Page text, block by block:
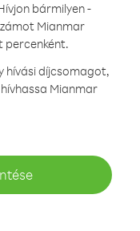
bármilyen -
Mianmar
percenként.
hívási díjcsomagot,
Mianmar